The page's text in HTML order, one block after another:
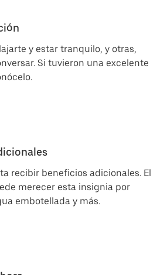
y estar tranquilo, y otras,
Si tuvieron una excelente
recibir beneficios adicionales. El
merecer esta insignia por
embotellada y más.